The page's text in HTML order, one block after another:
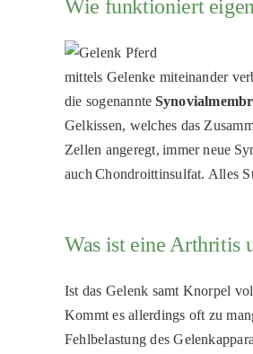
Wie funktioniert
mittels Gelenke miteinander
die sogenannte
Gelkissen, welches das
Zellen angeregt, immer neue
auch Chondroittinsulfat. Alles
Was ist eine Arthritis
Ist das Gelenk samt Knorpel
Kommt es allerdings oft zu
Fehlbelastung des